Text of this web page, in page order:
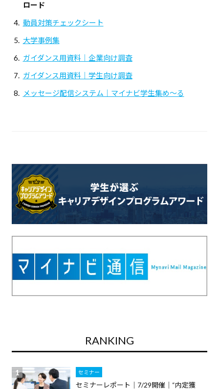
ロード
動員対策チェックシート
大学事例集
ガイダンス用資料｜企業向け調査
ガイダンス用資料｜学生向け調査
メッセージ配信システム｜マイナビ学生集め～る
RANKING
セミナー
セミナーレポート｜7/29開催｜“内定獲